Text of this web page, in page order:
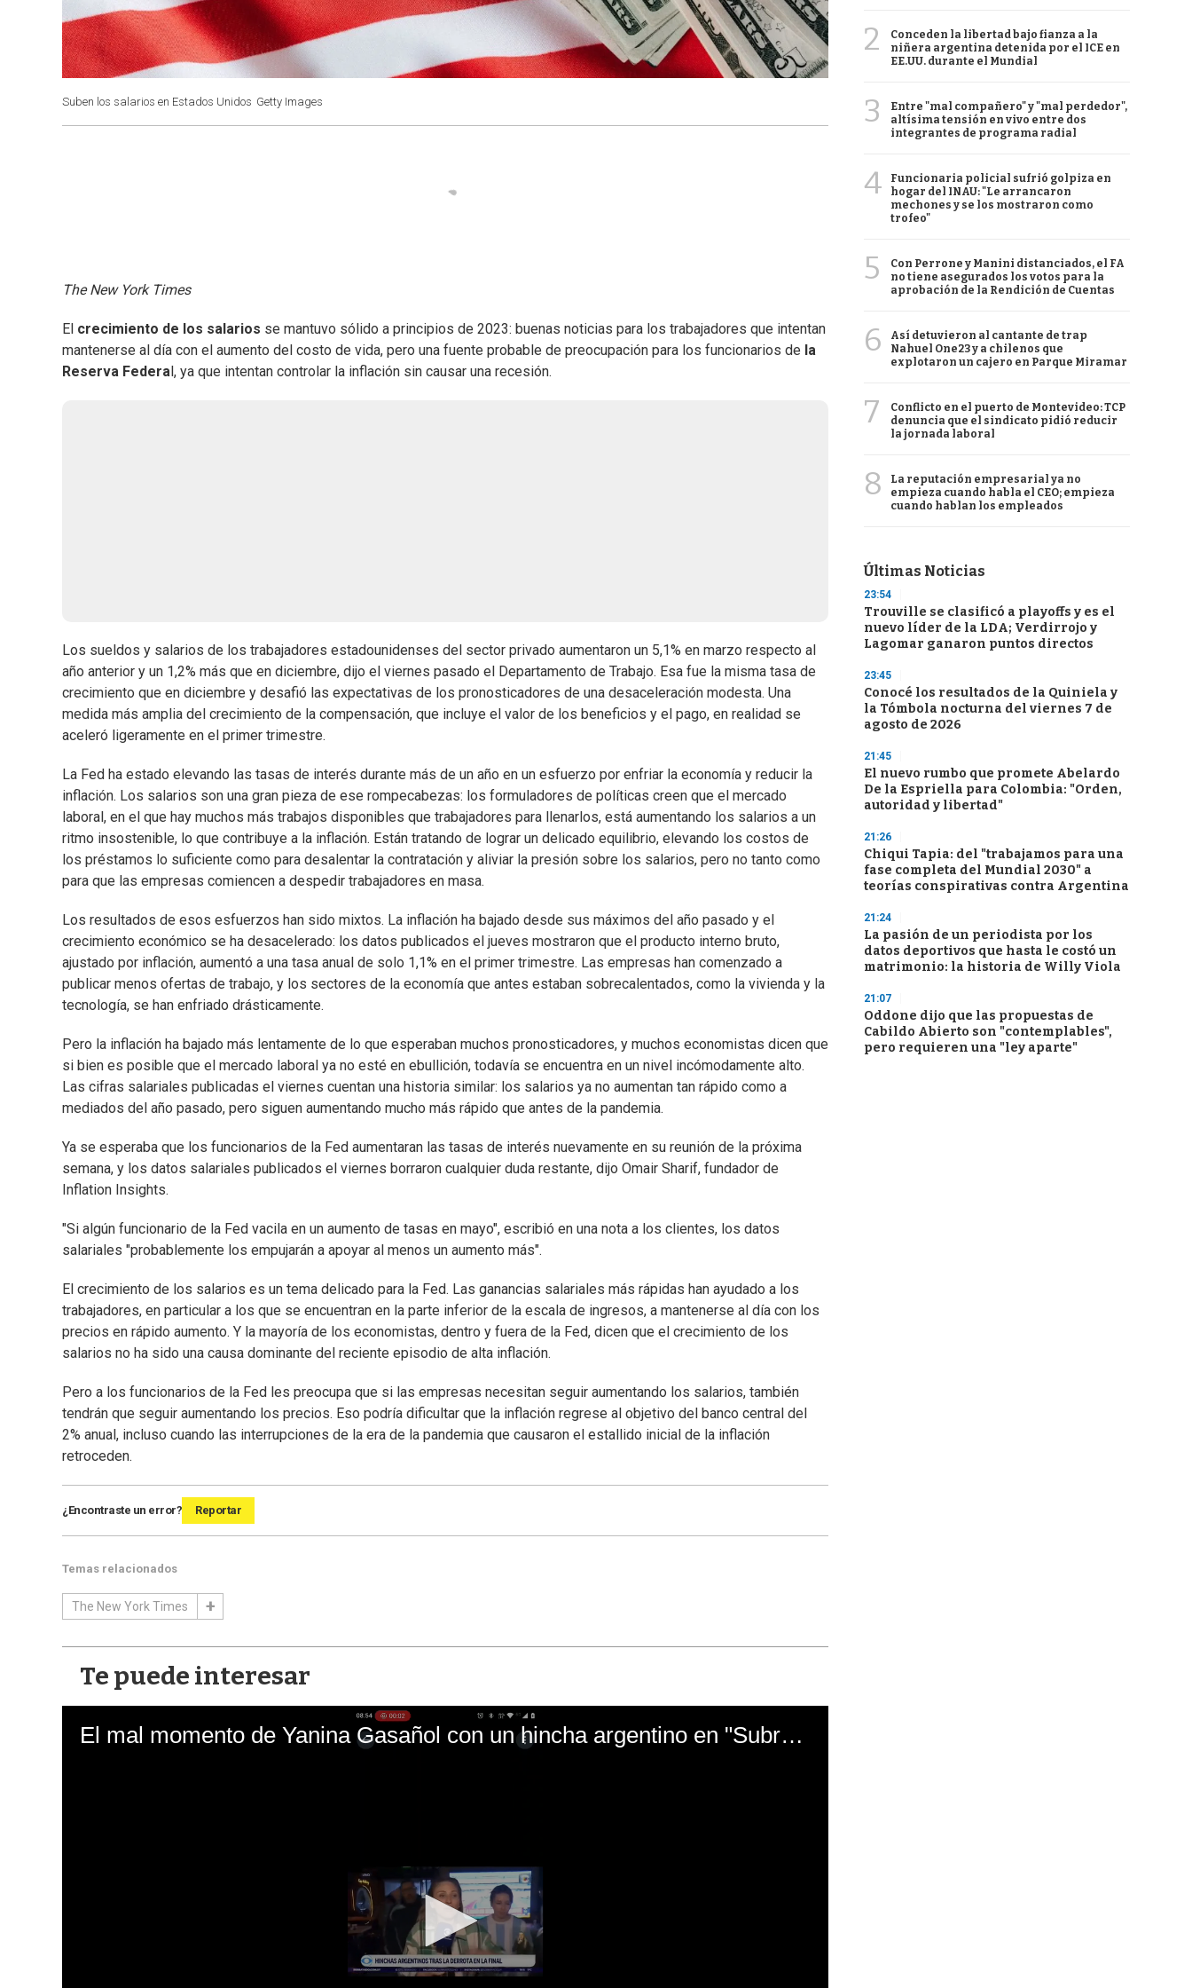
Suben los salarios en Estados Unidos Getty Images
The New York Times
El crecimiento de los salarios se mantuvo sólido a principios de 2023: buenas noticias para los trabajadores que intentan
mantenerse al día con el aumento del costo de vida, pero una fuente probable de preocupación para los funcionarios de la
Reserva Federa l, ya que intentan controlar la inflación sin causar una recesión.
Los sueldos y salarios de los trabajadores estadounidenses del sector privado aumentaron un 5,1% en marzo respecto al
año anterior y un 1,2% más que en diciembre, dijo el viernes pasado el Departamento de Trabajo. Esa fue la misma tasa de
crecimiento que en diciembre y desafió las expectativas de los pronosticadores de una desaceleración modesta. Una
medida más amplia del crecimiento de la compensación, que incluye el valor de los beneficios y el pago, en realidad se
aceleró ligeramente en el primer trimestre.
La Fed ha estado elevando las tasas de interés durante más de un año en un esfuerzo por enfriar la economía y reducir la
inflación. Los salarios son una gran pieza de ese rompecabezas: los formuladores de políticas creen que el mercado
laboral, en el que hay muchos más trabajos disponibles que trabajadores para llenarlos, está aumentando los salarios a un
ritmo insostenible, lo que contribuye a la inflación. Están tratando de lograr un delicado equilibrio, elevando los costos de
los préstamos lo suficiente como para desalentar la contratación y aliviar la presión sobre los salarios, pero no tanto como
para que las empresas comiencen a despedir trabajadores en masa.
Los resultados de esos esfuerzos han sido mixtos. La inflación ha bajado desde sus máximos del año pasado y el
crecimiento económico se ha desacelerado: los datos publicados el jueves mostraron que el producto interno bruto,
ajustado por inflación, aumentó a una tasa anual de solo 1,1% en el primer trimestre. Las empresas han comenzado a
publicar menos ofertas de trabajo, y los sectores de la economía que antes estaban sobrecalentados, como la vivienda y la
tecnología, se han enfriado drásticamente.
Pero la inflación ha bajado más lentamente de lo que esperaban muchos pronosticadores, y muchos economistas dicen que
si bien es posible que el mercado laboral ya no esté en ebullición, todavía se encuentra en un nivel incómodamente alto.
Las cifras salariales publicadas el viernes cuentan una historia similar: los salarios ya no aumentan tan rápido como a
mediados del año pasado, pero siguen aumentando mucho más rápido que antes de la pandemia.
Ya se esperaba que los funcionarios de la Fed aumentaran las tasas de interés nuevamente en su reunión de la próxima
semana, y los datos salariales publicados el viernes borraron cualquier duda restante, dijo Omair Sharif, fundador de
Inflation Insights.
"Si algún funcionario de la Fed vacila en un aumento de tasas en mayo", escribió en una nota a los clientes, los datos
salariales "probablemente los empujarán a apoyar al menos un aumento más".
El crecimiento de los salarios es un tema delicado para la Fed. Las ganancias salariales más rápidas han ayudado a los
trabajadores, en particular a los que se encuentran en la parte inferior de la escala de ingresos, a mantenerse al día con los
precios en rápido aumento. Y la mayoría de los economistas, dentro y fuera de la Fed, dicen que el crecimiento de los
salarios no ha sido una causa dominante del reciente episodio de alta inflación.
Pero a los funcionarios de la Fed les preocupa que si las empresas necesitan seguir aumentando los salarios, también
tendrán que seguir aumentando los precios. Eso podría dificultar que la inflación regrese al objetivo del banco central del
2% anual, incluso cuando las interrupciones de la era de la pandemia que causaron el estallido inicial de la inflación
retroceden.
¿Encontraste un error? Reportar
Temas relacionados
The New York Times
Te puede interesar
El mal momento de Yanina Gasañol con un hincha argentino en "Subrayado"
2
Conceden la libertad bajo fianza a la
niñera argentina detenida por el ICE en
EE.UU. durante el Mundial
3
Entre "mal compañero" y "mal perdedor",
altísima tensión en vivo entre dos
integrantes de programa radial
4
Funcionaria policial sufrió golpiza en
hogar del INAU: "Le arrancaron
mechones y se los mostraron como
trofeo"
5
Con Perrone y Manini distanciados, el FA
no tiene asegurados los votos para la
aprobación de la Rendición de Cuentas
6
Así detuvieron al cantante de trap
Nahuel One23 y a chilenos que
explotaron un cajero en Parque Miramar
7
Conflicto en el puerto de Montevideo: TCP
denuncia que el sindicato pidió reducir
la jornada laboral
8
La reputación empresarial ya no
empieza cuando habla el CEO; empieza
cuando hablan los empleados
Últimas Noticias
23:54
Trouville se clasificó a playoffs y es el
nuevo líder de la LDA; Verdirrojo y
Lagomar ganaron puntos directos
23:45
Conocé los resultados de la Quiniela y
la Tómbola nocturna del viernes 7 de
agosto de 2026
21:45
El nuevo rumbo que promete Abelardo
De la Espriella para Colombia: "Orden,
autoridad y libertad"
21:26
Chiqui Tapia: del "trabajamos para una
fase completa del Mundial 2030" a
teorías conspirativas contra Argentina
21:24
La pasión de un periodista por los
datos deportivos que hasta le costó un
matrimonio: la historia de Willy Viola
21:07
Oddone dijo que las propuestas de
Cabildo Abierto son "contemplables",
pero requieren una "ley aparte"